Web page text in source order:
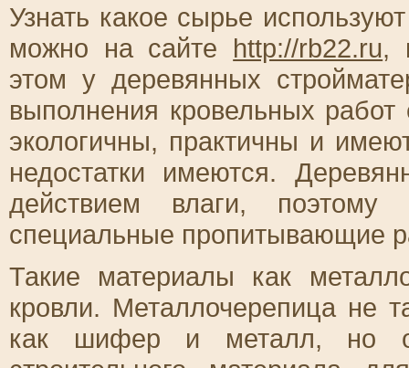
Узнать какое сырье
можно на сайте http://rb22.ru,
этом у деревянных
выполнения кровельных
экологичны, практичны и
недостатки имеются.
действием влаги,
специальные пропитывающие
Такие материалы как
кровли. Металлочерепица не
как шифер и металл, но